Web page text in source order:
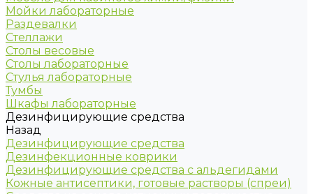
Мойки лабораторные
Раздевалки
Стеллажи
Столы весовые
Столы лабораторные
Стулья лабораторные
Тумбы
Шкафы лабораторные
Дезинфицирующие средства
Назад
Дезинфицирующие средства
Дезинфекционные коврики
Дезинфицирующие средства с альдегидами
Кожные антисептики, готовые растворы (спреи)